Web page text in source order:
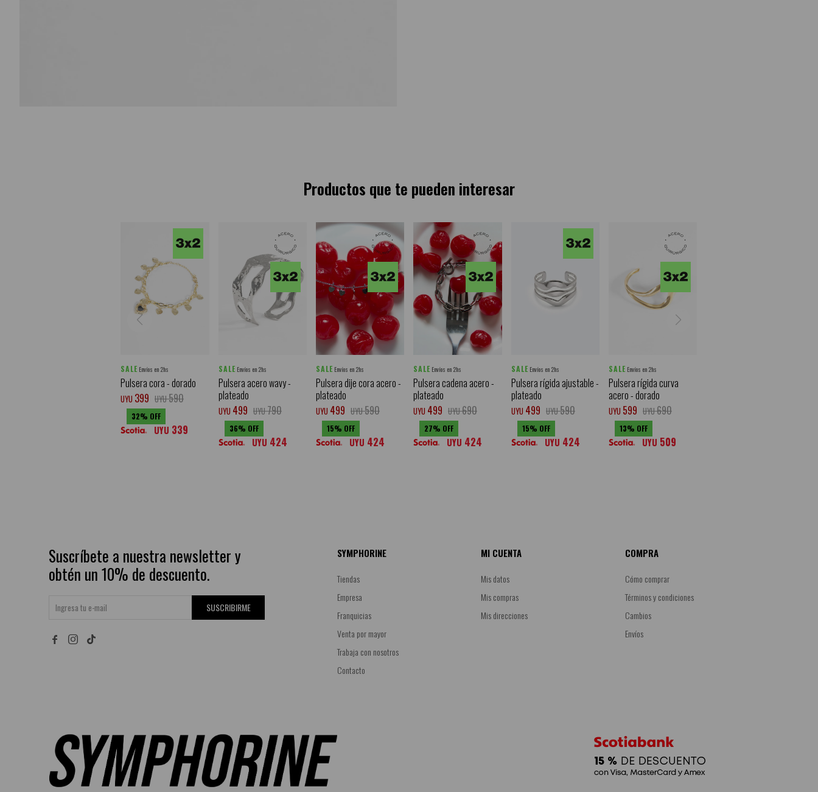
Productos que te pueden interesar
SALE Envíos en 2hs
Pulsera cora - dorado
UYU 399 UYU590
32
UYU 339
SALE Envíos en 2hs
Pulsera acero wavy -
plateado
UYU 499 UYU790
36
UYU 424
SALE Envíos en 2hs
Pulsera dije cora acero -
plateado
UYU 499 UYU590
15
UYU 424
SALE Envíos en 2hs
Pulsera cadena acero -
plateado
UYU 499 UYU690
27
UYU 424
SALE Envíos en 2hs
Pulsera rígida ajustable -
plateado
UYU 499 UYU590
15
UYU 424
SALE Envíos en 2hs
Pulsera rígida curva
acero - dorado
UYU 599 UYU690
13
UYU 509
Suscríbete a nuestra newsletter y
obtén un 10% de descuento.
SUSCRIBIRME
 
SYMPHORINE
Tiendas
Empresa
Franquicias
Venta por mayor
Trabaja con nosotros
Contacto
MI CUENTA
Mis datos
Mis compras
Mis direcciones
COMPRA
Cómo comprar
Términos y condiciones
Cambios
Envíos